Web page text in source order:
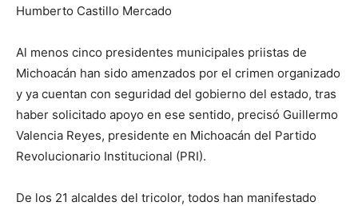
Humberto Castillo Mercado
Al menos cinco presidentes municipales priistas de
Michoacán han sido amenzados por el crimen organizado
y ya cuentan con seguridad del gobierno del estado, tras
haber solicitado apoyo en ese sentido, precisó Guillermo
Valencia Reyes, presidente en Michoacán del Partido
Revolucionario Institucional (PRI).
De los 21 alcaldes del tricolor, todos han manifestado